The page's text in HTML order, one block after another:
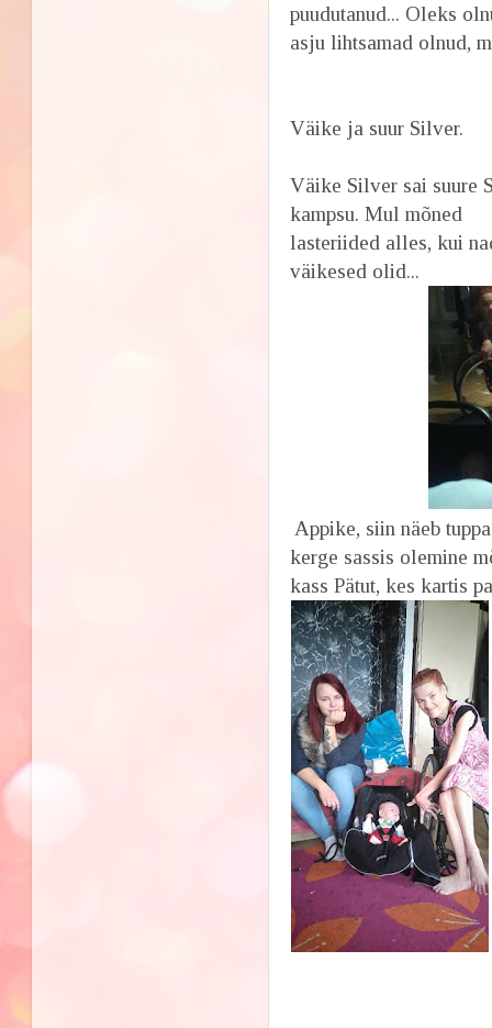
puudutanud... Oleks
asju lihtsamad olnud,
Väike ja suur Silver.
Väike Silver sai suure
kampsu. Mul mõned
lasteriided alles, kui
väikesed olid...
Appike, siin näeb
kerge sassis olemine
kass Pätut, kes kartis